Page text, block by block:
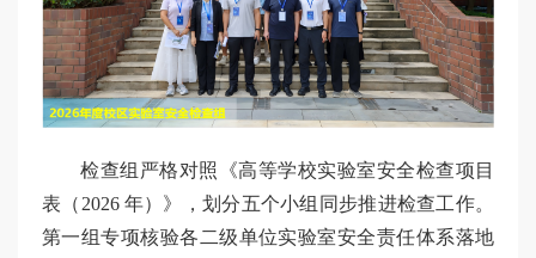
检查组严格对照《高等学校实验室安全检查项目
表（2026 年）》，划分五个小组同步推进检查工作。
第一组专项核验各二级单位实验室安全责任体系落地